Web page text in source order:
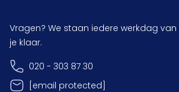
Vragen? We staan iedere werkdag van
je klaar.
020 - 303 87 30
[email protected]